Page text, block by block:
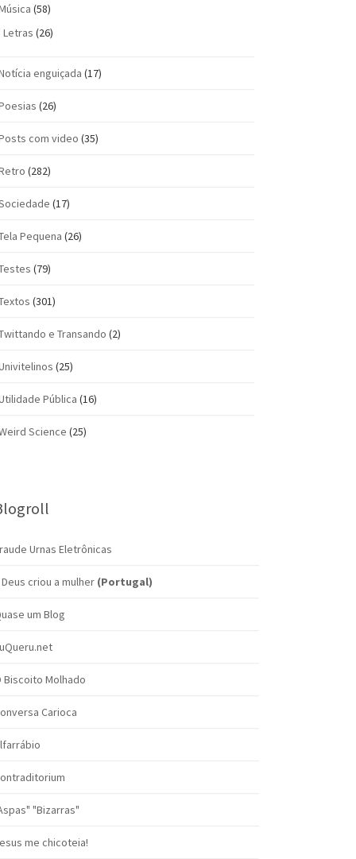
(58)
Letras (26)
enguiçada (17)
(26)
com vi­deo (35)
(282)
(17)
Pequena (26)
(79)
(301)
e Transando (2)
(25)
Pública (16)
Science (25)
Urnas Eletrônicas
Deus criou a mulher (Portugal)
um Blog
Biscoito Molhado
Carioca
"Bizarras"
me chicoteia!